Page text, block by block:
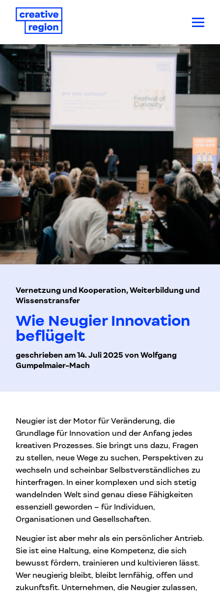
Vernetzung und Kooperation, Weiterbildung und
Wissenstransfer
Wie Neugier Innovation
beflügelt
geschrieben am 14. Juli 2025 von Wolfgang
Gumpelmaier-Mach
Neugier ist der Motor für Veränderung, die
Grundlage für Innovation und der Anfang jedes
kreativen Prozesses. Sie bringt uns dazu, Fragen
zu stellen, neue Wege zu suchen, Perspektiven zu
wechseln und scheinbar Selbstverständliches zu
hinterfragen. In einer komplexen und sich stetig
wandelnden Welt sind genau diese Fähigkeiten
essenziell geworden – für Individuen,
Organisationen und Gesellschaften.
Neugier ist aber mehr als ein persönlicher Antrieb.
Sie ist eine Haltung, eine Kompetenz, die sich
bewusst fördern, trainieren und kultivieren lässt.
Wer neugierig bleibt, bleibt lernfähig, offen und
zukunftsfit. Unternehmen, die Neugier zulassen,